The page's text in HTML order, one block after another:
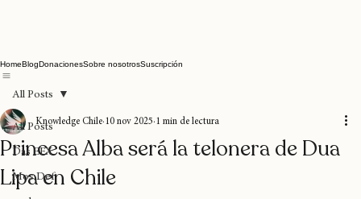
All Posts
Das EFX
All Posts
Princesa Alba será la telonera de Dua
Knowledge Chile 10 nov 2025 1 min de lectura